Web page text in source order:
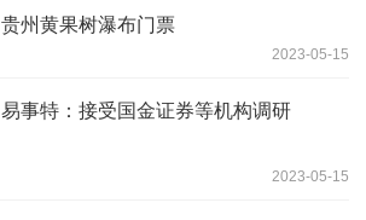
贵州黄果树瀑布门票
2023-05-15
易事特：接受国金证券等机构调研
2023-05-15